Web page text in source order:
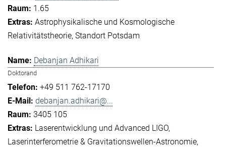
1.65
Astrophysikalische und Kosmologische
Relativitätstheorie Standort Potsdam
Debanjan Adhikari
Doktorand
+49 511 762-17170
debanjan.adhikari@...
3405 105
Laserentwicklung und Advanced LIGO
Laserinterferometrie & Gravitationswellen-Astronomie